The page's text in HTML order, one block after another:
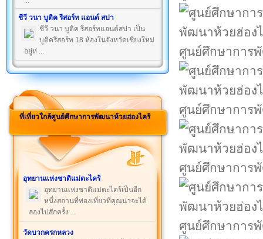
ชีวี วนา บูติค รีสอร์ท แอนด์ สปา
ชีวี วนา บูติค รีสอร์ทแอนด์สปา เป็น
บูติครีสอร์ท 18 ห้องในจังหวัดเชียงใหม่
อยู่ห่ ...
ที่เที่ยวใกล้ศูนย์ศึกษาการพัฒนาห้วยฮ่องไคร้
อุทยานแห่งชาติแม่ตะไคร้
อุทยานแห่งชาติแม่ตะไคร้เป็นอีก
หนึ่งสถานที่ท่องเที่ยวที่คุณน่าจะได้
ลองไปสักครั้ง ...
วัดบวกครกหลวง
ศูนย์ศึกษาการ
ศูนย์ศึกษาการ
ศูนย์ศึกษาการ
ศูนย์ศึกษาการ